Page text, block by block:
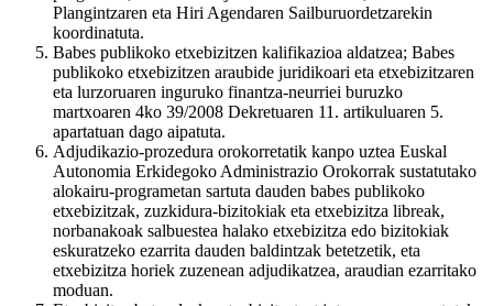
Plangintzaren eta Hiri Agendaren Sailburuordetzarekin
koordinatuta.
Babes publikoko etxebizitzen kalifikazioa aldatzea; Babes
publikoko etxebizitzen araubide juridikoari eta etxebizitzaren
eta lurzoruaren inguruko finantza-neurriei buruzko
martxoaren 4ko 39/2008 Dekretuaren 11. artikuluaren 5.
apartatuan dago aipatuta.
Adjudikazio-prozedura orokorretatik kanpo uztea Euskal
Autonomia Erkidegoko Administrazio Orokorrak sustatutako
alokairu-programetan sartuta dauden babes publikoko
etxebizitzak, zuzkidura-bizitokiak eta etxebizitza libreak,
norbanakoak salbuestea halako etxebizitza edo bizitokiak
eskuratzeko ezarrita dauden baldintzak betetzetik, eta
etxebizitza horiek zuzenean adjudikatzea, araudian ezarritako
moduan.